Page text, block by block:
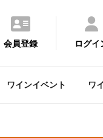
会員登録 ログイ
ワインイベント ワ